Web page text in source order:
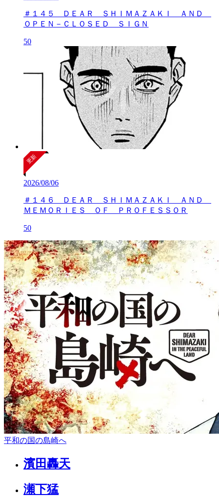
＃１４５ ＤＥＡＲ ＳＨＩＭＡＺＡＫＩ ＡＮＤ
ＯＰＥＮ－ＣＬＯＳＥＤ ＳＩＧＮ
50
2026/08/06
＃１４６ ＤＥＡＲ ＳＨＩＭＡＺＡＫＩ ＡＮＤ
ＭＥＭＯＲＩＥＳ ＯＦ ＰＲＯＦＥＳＳＯＲ
50
平和の国の島崎へ
濱田轟天
瀬下猛